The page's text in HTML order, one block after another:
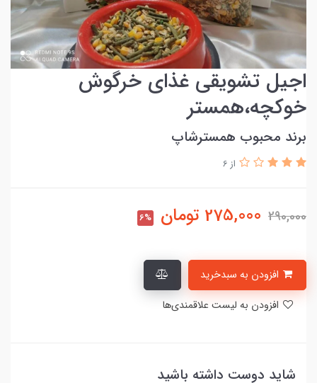
اجیل تشویقی غذای خرگوش
خوکچه،همستر
برند محبوب همسترشاپ
از 6
290,000
275,000 تومان 6%
شاید دوست داشته باشید